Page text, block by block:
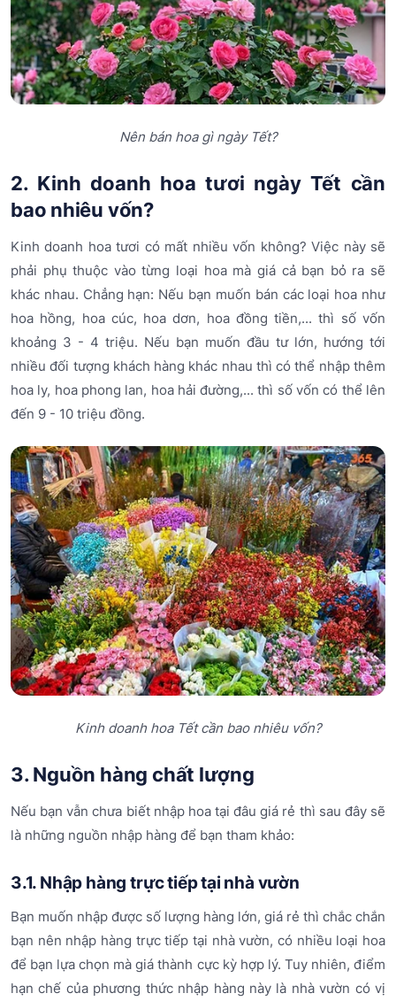
Nên bán hoa gì ngày Tết?
2. Kinh doanh hoa tươi ngày Tết cần
bao nhiêu vốn?
Kinh doanh hoa tươi có mất nhiều vốn không? Việc này sẽ
phải phụ thuộc vào từng loại hoa mà giá cả bạn bỏ ra sẽ
khác nhau. Chẳng hạn: Nếu bạn muốn bán các loại hoa như
hoa hồng, hoa cúc, hoa dơn, hoa đồng tiền,... thì số vốn
khoảng 3 - 4 triệu. Nếu bạn muốn đầu tư lớn, hướng tới
nhiều đối tượng khách hàng khác nhau thì có thể nhập thêm
hoa ly, hoa phong lan, hoa hải đường,... thì số vốn có thể lên
đến 9 - 10 triệu đồng.
Kinh doanh hoa Tết cần bao nhiêu vốn?
3. Nguồn hàng chất lượng
Nếu bạn vẫn chưa biết nhập hoa tại đâu giá rẻ thì sau đây sẽ
là những nguồn nhập hàng để bạn tham khảo:
3.1. Nhập hàng trực tiếp tại nhà vườn
Bạn muốn nhập được số lượng hàng lớn, giá rẻ thì chắc chắn
bạn nên nhập hàng trực tiếp tại nhà vườn, có nhiều loại hoa
để bạn lựa chọn mà giá thành cực kỳ hợp lý. Tuy nhiên, điểm
hạn chế của phương thức nhập hàng này là nhà vườn có vị